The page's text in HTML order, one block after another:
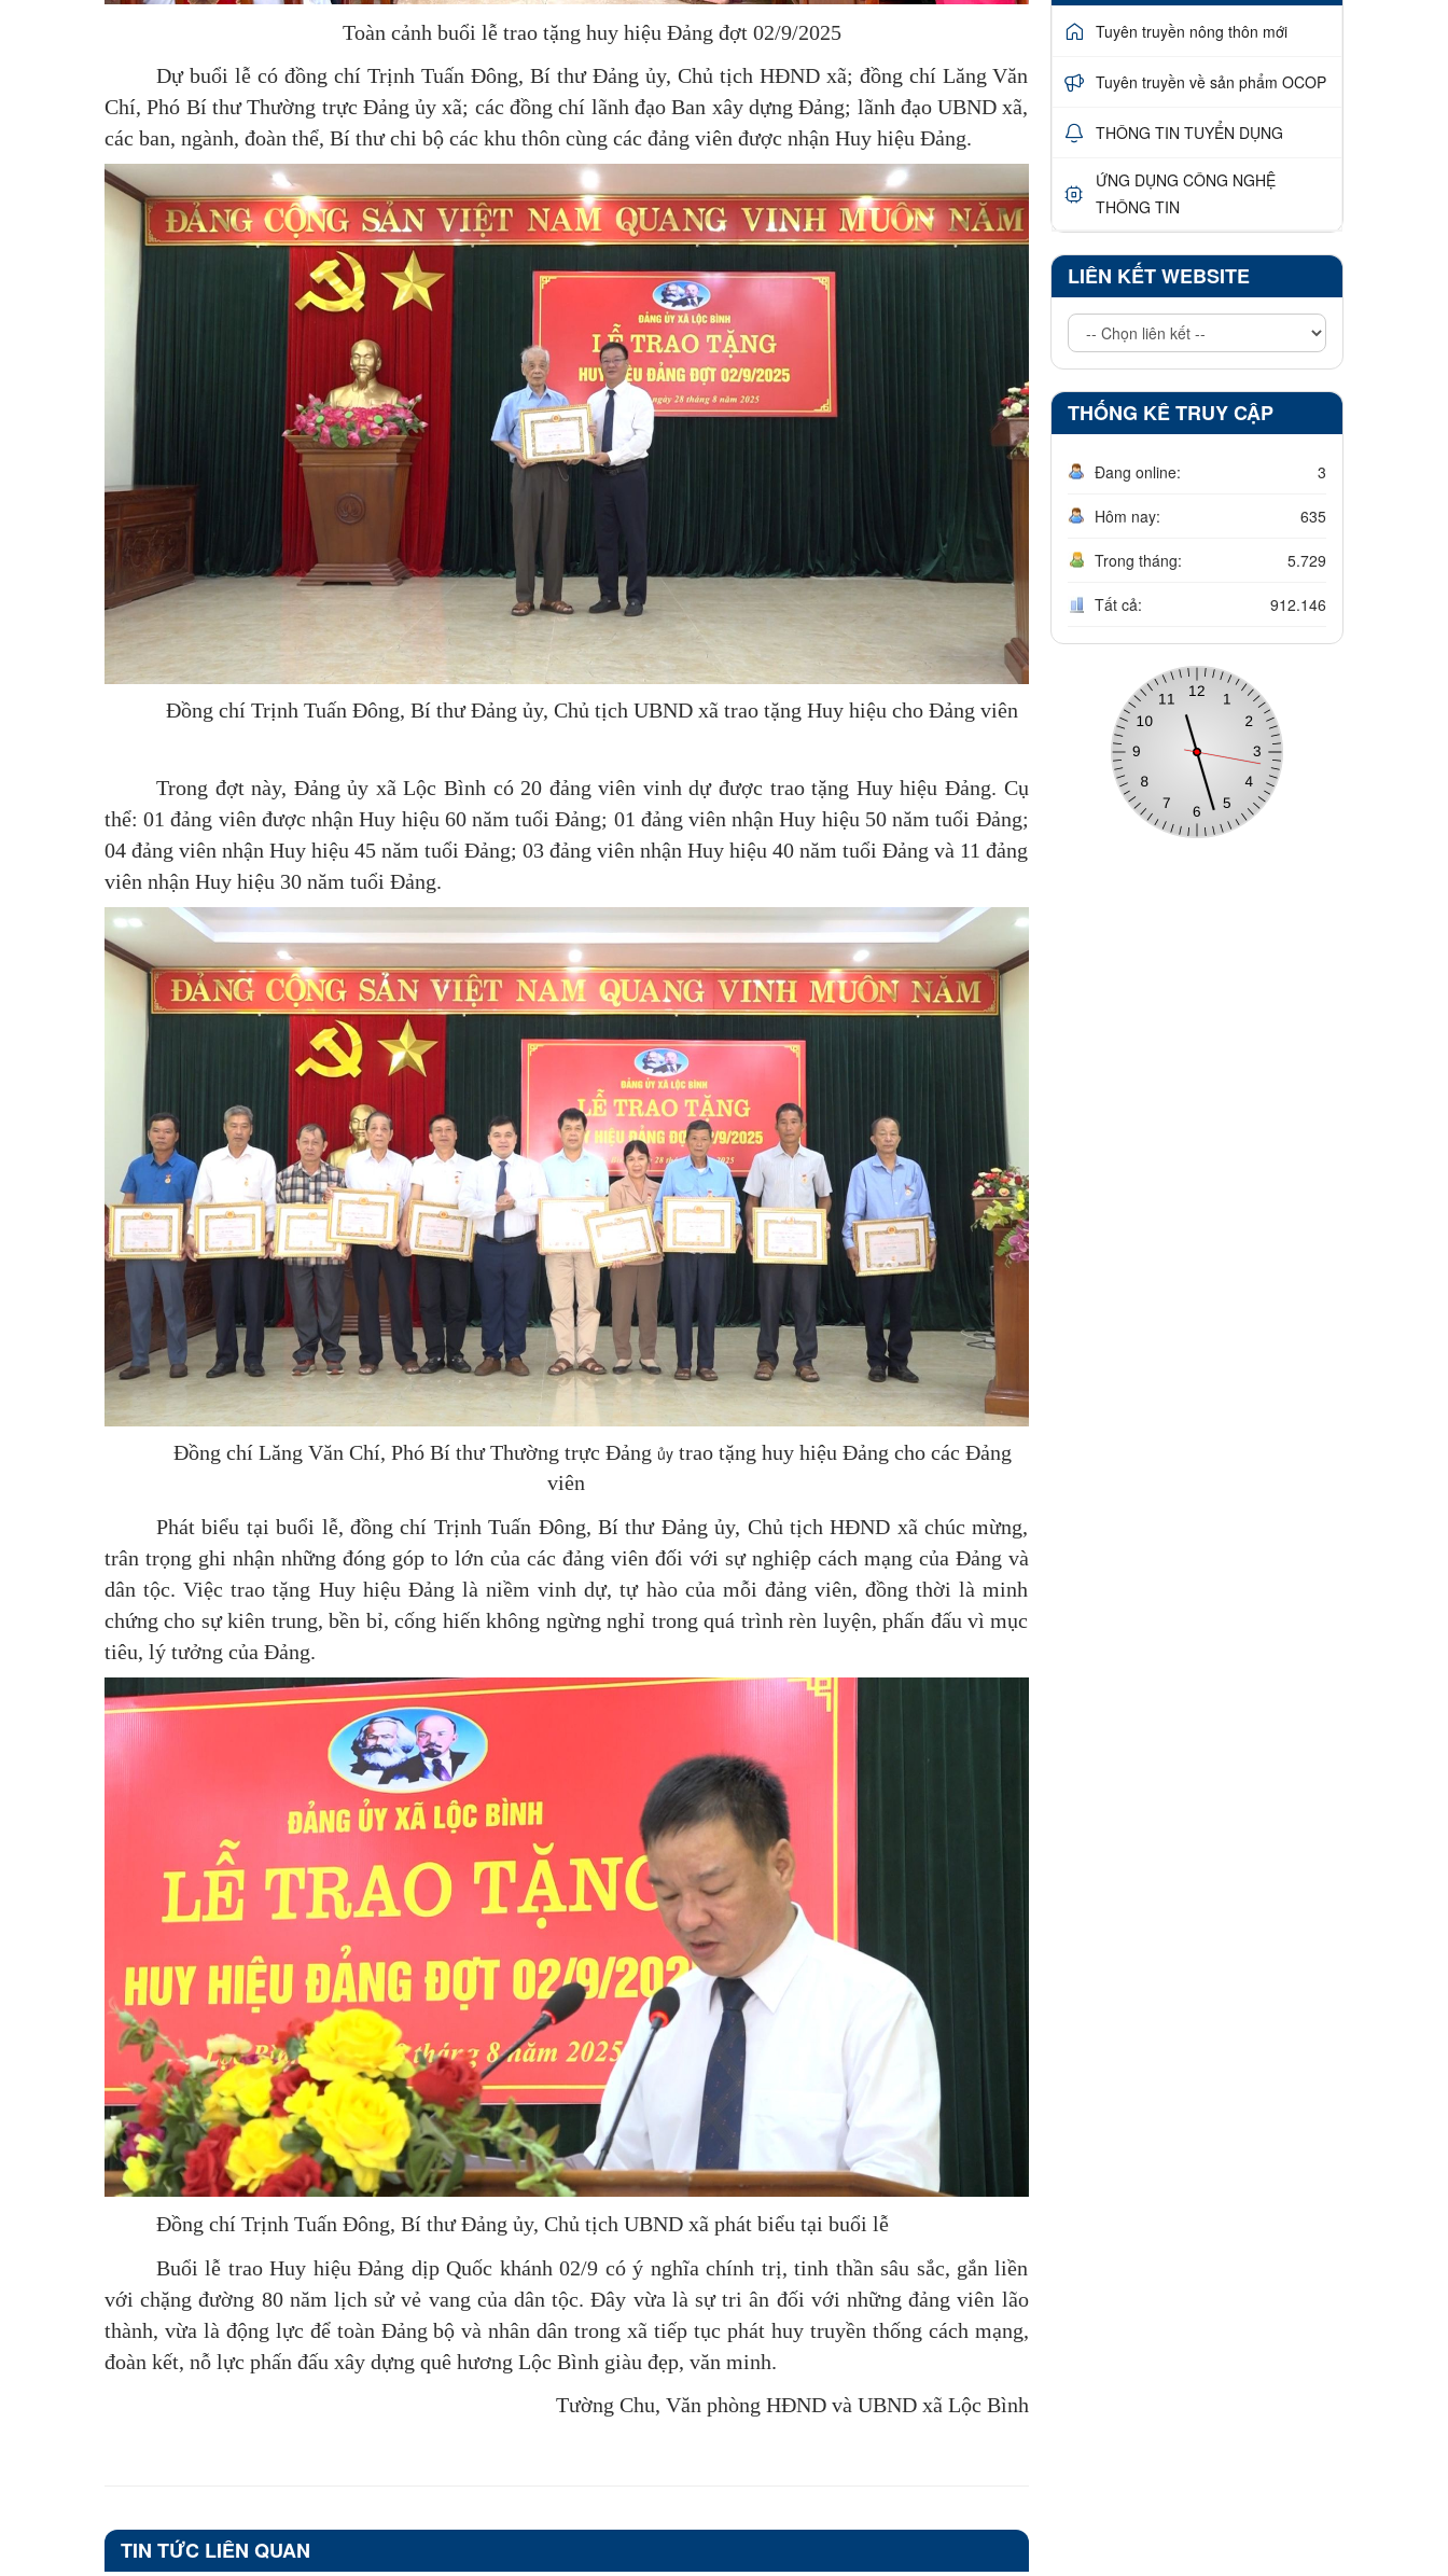
Toàn cảnh buổi lễ trao tặng huy hiệu Đảng đợt 02/9/2025
Dự buổi lễ có đồng chí Trịnh Tuấn Đông, Bí thư Đảng ủy, Chủ tịch HĐND xã; đồng chí Lăng Văn
Chí, Phó Bí thư Thường trực Đảng ủy xã; các đồng chí lãnh đạo Ban xây dựng Đảng; lãnh đạo UBND xã,
các ban, ngành, đoàn thể, Bí thư chi bộ các khu thôn cùng các đảng viên được nhận Huy hiệu Đảng.
Đồng chí Trịnh Tuấn Đông, Bí thư Đảng ủy, Chủ tịch UBND xã trao tặng Huy hiệu cho Đảng viên
Trong đợt này, Đảng ủy xã Lộc Bình có 20 đảng viên vinh dự được trao tặng Huy hiệu Đảng. Cụ
thể: 01 đảng viên được nhận Huy hiệu 60 năm tuổi Đảng; 01 đảng viên nhận Huy hiệu 50 năm tuổi Đảng;
04 đảng viên nhận Huy hiệu 45 năm tuổi Đảng; 03 đảng viên nhận Huy hiệu 40 năm tuổi Đảng và 11 đảng
viên nhận Huy hiệu 30 năm tuổi Đảng.
Đồng chí Lăng Văn Chí, Phó Bí thư Thường trực Đảng ủytrao tặng huy hiệu Đảng cho các Đảng
viên
Phát biểu tại buổi lễ, đồng chí Trịnh Tuấn Đông, Bí thư Đảng ủy, Chủ tịch HĐND xã chúc mừng,
trân trọng ghi nhận những đóng góp to lớn của các đảng viên đối với sự nghiệp cách mạng của Đảng và
dân tộc. Việc trao tặng Huy hiệu Đảng là niềm vinh dự, tự hào của mỗi đảng viên, đồng thời là minh
chứng cho sự kiên trung, bền bỉ, cống hiến không ngừng nghỉ trong quá trình rèn luyện, phấn đấu vì mục
tiêu, lý tưởng của Đảng.
Đồng chí Trịnh Tuấn Đông, Bí thư Đảng ủy, Chủ tịch UBND xã phát biểu tại buổi lễ
Buổi lễ trao Huy hiệu Đảng dịp Quốc khánh 02/9 có ý nghĩa chính trị, tinh thần sâu sắc, gắn liền
với chặng đường 80 năm lịch sử vẻ vang của dân tộc. Đây vừa là sự tri ân đối với những đảng viên lão
thành, vừa là động lực để toàn Đảng bộ và nhân dân trong xã tiếp tục phát huy truyền thống cách mạng,
đoàn kết, nỗ lực phấn đấu xây dựng quê hương Lộc Bình giàu đẹp, văn minh.
Tường Chu, Văn phòng HĐND và UBND xã Lộc Bình
TIN TỨC LIÊN QUAN
Tuyên truyền nông thôn mới
Tuyên truyền về sản phẩm OCOP
THÔNG TIN TUYỂN DỤNG
ỨNG DỤNG CÔNG NGHỆ
THÔNG TIN
LIÊN KẾT WEBSITE
THỐNG KÊ TRUY CẬP
Đang online: 3
Hôm nay: 635
Trong tháng: 5.729
Tất cả: 912.146